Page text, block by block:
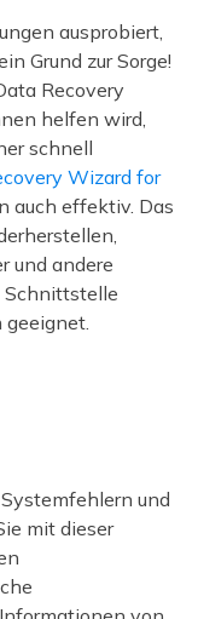
ausprobiert,
Grund zur Sorge!
Recovery
helfen wird,
schnell
Wizard for
auch effektiv. Das
und andere
Schnittstelle
geeignet.
und
mit dieser